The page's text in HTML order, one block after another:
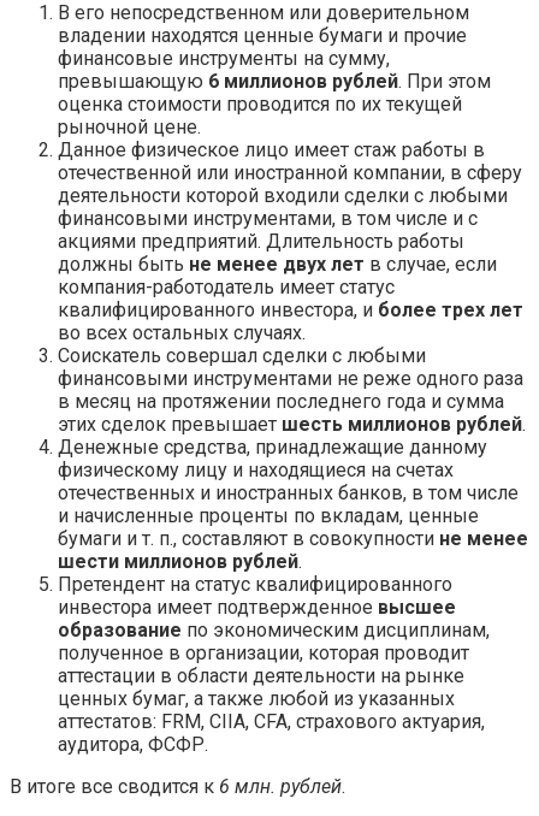
В его непосредственном или доверительном
владении находятся ценные бумаги и прочие
финансовые инструменты на сумму,
превышающую 6 миллионов рублей. При этом
оценка стоимости проводится по их текущей
рыночной цене.
Данное физическое лицо имеет стаж работы в
отечественной или иностранной компании, в сферу
деятельности которой входили сделки с любыми
финансовыми инструментами, в том числе и с
акциями предприятий. Длительность работы
должны быть не менее двух лет в случае, если
компания-работодатель имеет статус
квалифицированного инвестора, и более трех лет
во всех остальных случаях.
Соискатель совершал сделки с любыми
финансовыми инструментами не реже одного раза
в месяц на протяжении последнего года и сумма
этих сделок превышает шесть миллионов рублей.
Денежные средства, принадлежащие данному
физическому лицу и находящиеся на счетах
отечественных и иностранных банков, в том числе
и начисленные проценты по вкладам, ценные
бумаги и т. п., составляют в совокупности не менее
шести миллионов рублей.
Претендент на статус квалифицированного
инвестора имеет подтвержденное высшее
образование по экономическим дисциплинам,
полученное в организации, которая проводит
аттестации в области деятельности на рынке
ценных бумаг, а также любой из указанных
аттестатов: FRM, CIIA, CFA, страхового актуария,
аудитора, ФСФР.
В итоге все сводится к 6 млн. рублей.